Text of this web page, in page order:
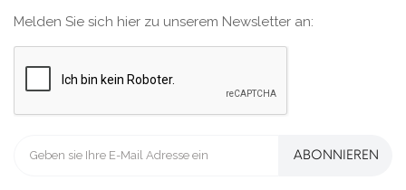
Melden Sie sich hier zu unserem Newsletter an:
ABONNIEREN